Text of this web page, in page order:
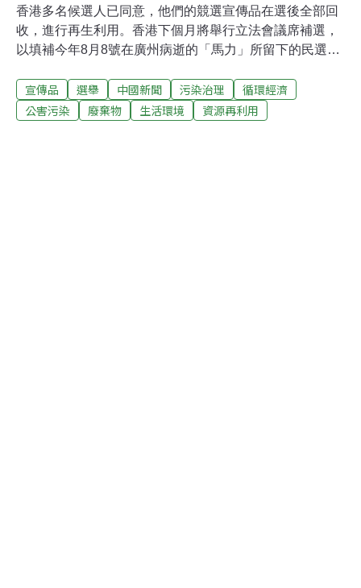
香港多名候選人已同意，他們的競選宣傳品在選後全部回
收，進行再生利用。香港下個月將舉行立法會議席補選，
以填補今年8月8號在廣州病逝的「馬力」所留下的民選議
例如：塑膠質材的旗幟、以及標語橫條，提供給「地球之
友」進行再生利用。 香港這次補選最引人注意的是兩名鐵
宣傳品 選舉 中國新聞 污染治理
循環經濟
公害污染
廢棄物 生活環境 資源再利用